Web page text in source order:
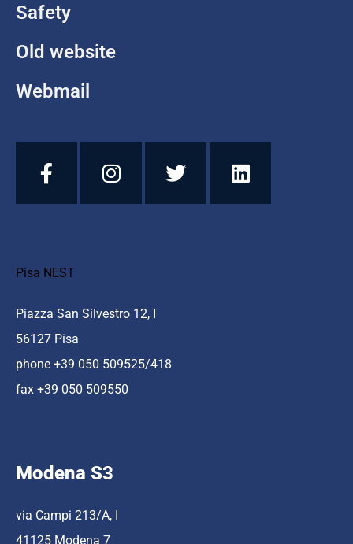
Safety
Old website
Webmail
Pisa NEST
Piazza San Silvestro 12, I
56127 Pisa
phone +39 050 509525/418
fax +39 050 509550
Modena S3
via Campi 213/A, I
41125 Modena 7